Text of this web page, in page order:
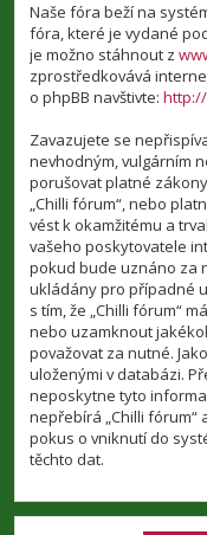
Naše fóra beží na
fóra, které je vydané
je možno stáhnout z
zprostředkovává
o phpBB navštivte:
Zavazujete se
nevhodným, vulgárním
porušovat platné
„Chilli fórum“, nebo
vést k okamžitému a
vašeho poskytovatele
pokud bude uznáno za
ukládány pro případné
s tím, že „Chilli fórum“
nebo uzamknout
považovat za nutné.
uloženými v databázi.
neposkytne tyto
nepřebírá „Chilli fórum“
pokus o vniknutí do
těchto dat.